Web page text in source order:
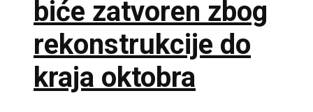
biće zatvoren zbog
rekonstrukcije do
kraja oktobra